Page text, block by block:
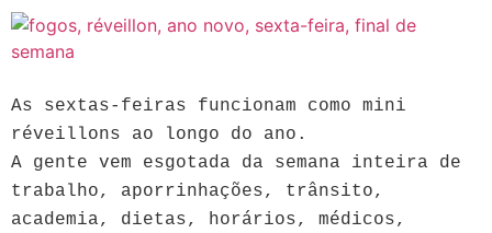
As sextas-feiras funcionam como mini
réveillons ao longo do ano.
A gente vem esgotada da semana inteira de
trabalho, aporrinhações, trânsito,
academia, dietas, horários, médicos,